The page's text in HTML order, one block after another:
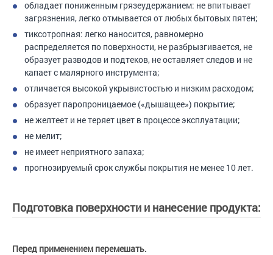
обладает пониженным грязеудержанием: не впитывает
загрязнения, легко отмывается от любых бытовых пятен;
тиксотропная: легко наносится, равномерно
распределяется по поверхности, не разбрызгивается, не
образует разводов и подтеков, не оставляет следов и не
капает с малярного инструмента;
отличается высокой укрывистостью и низким расходом;
образует паропроницаемое («дышащее») покрытие;
не желтеет и не теряет цвет в процессе эксплуатации;
не мелит;
не имеет неприятного запаха;
прогнозируемый срок службы покрытия не менее 10 лет.
Подготовка поверхности и нанесение продукта:
Перед применением перемешать.